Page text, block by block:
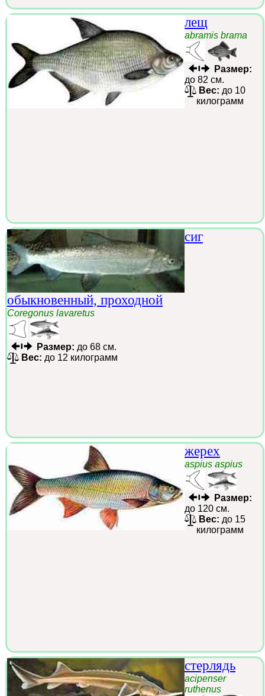
лещ
abramis brama
Размер:
до 82 см.
Вес: до 10
килограмм
сиг
обыкновенный, проходной
Coregonus lavaretus
Размер: до 68 см.
Вес: до 12 килограмм
жерех
aspius aspius
Размер:
до 120 см.
Вес: до 15
килограмм
стерлядь
acipenser
ruthenus